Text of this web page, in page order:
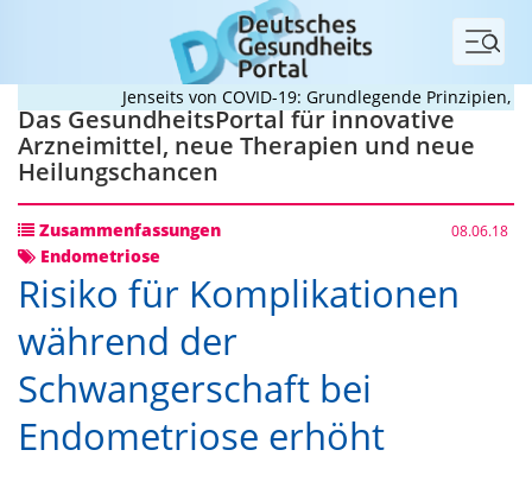
Menü
Jenseits von COVID-19: Grundlegende Prinzipien, die
Das GesundheitsPortal für innovative
Arzneimittel, neue Therapien und neue
Heilungschancen
Zusammenfassungen 08.06.18
Endometriose
Risiko für Komplikationen
während der
Schwangerschaft bei
Endometriose erhöht